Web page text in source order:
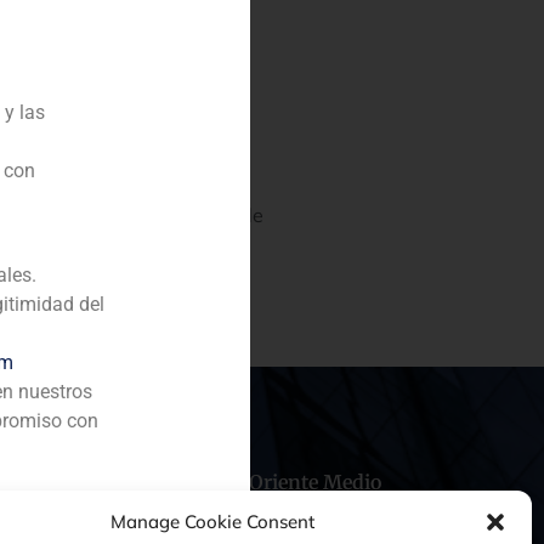
Manage Cookie Consent
Capital en la adquisición de
Oriente Medio
y las
del
nuestros
con